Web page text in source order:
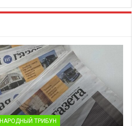
НАРОДНЫЙ ТРИБУН